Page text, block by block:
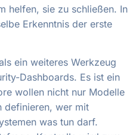
helfen, sie zu schließen. In
Erkenntnis der erste
ein weiteres Werkzeug
Dashboards. Es ist ein
wollen nicht nur Modelle
definieren, wer mit
was tun darf.